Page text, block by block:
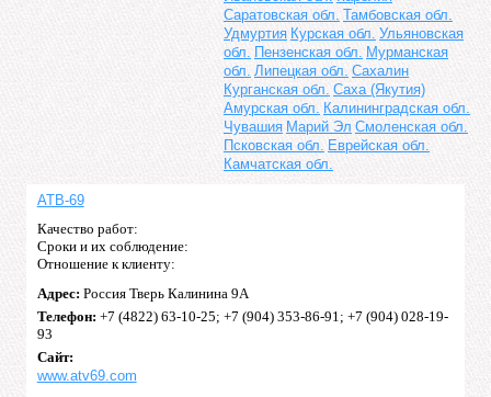
Саратовская обл. Тамбовская обл.
Удмуртия Курская обл. Ульяновская
обл. Пензенская обл. Мурманская
обл. Липецкая обл. Сахалин
Курганская обл. Саха (Якутия)
Амурская обл. Калининградская обл.
Чувашия Марий Эл Смоленская обл.
Псковская обл. Еврейская обл.
Камчатская обл.
АТВ-69
Качество работ:
Сроки и их соблюдение:
Отношение к клиенту:
Адрес: Россия Тверь Калинина 9А
Телефон: +7 (4822) 63-10-25; +7 (904) 353-86-91; +7 (904) 028-19-
93
Сайт:
www.atv69.com